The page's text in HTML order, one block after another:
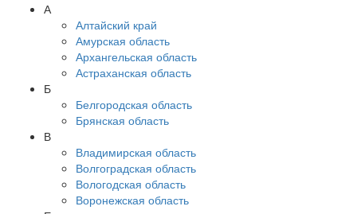
А
Алтайский край
Амурская область
Архангельская область
Астраханская область
Б
Белгородская область
Брянская область
В
Владимирская область
Волгоградская область
Вологодская область
Воронежская область